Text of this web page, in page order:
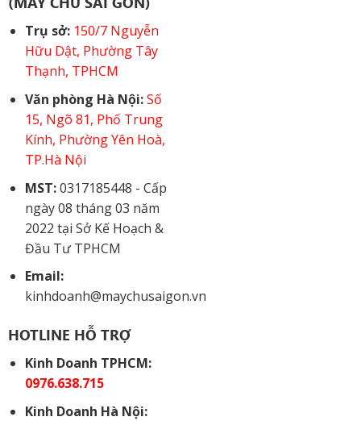
Trụ sở: 150/7 Nguyễn
Hữu Dật, Phường Tây
Thạnh, TPHCM
Văn phòng Hà Nội: Số
15, Ngõ 81, Phố Trung
Kính, Phường Yên Hoà,
TP.Hà Nội
MST:0317185448 - Cấp
ngày 08 tháng 03 năm
2022 tại Sở Kế Hoạch &
Đầu Tư TPHCM
Email:
kinhdoanh@maychusaigon.vn
HOTLINE HỖ TRỢ
Kinh Doanh TPHCM:
0976.638.715
Kinh Doanh Hà Nội: